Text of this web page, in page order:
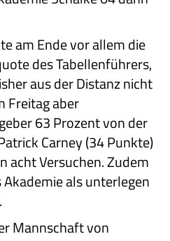
am Ende vor allem die
des Tabellenführers,
aus der Distanz nicht
Freitag aber
63 Prozent von der
Carney (34 Punkte)
acht Versuchen. Zudem
als unterlegen
Mannschaft von